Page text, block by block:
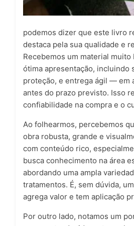
podemos dizer que este livro
destaca pela sua qualidade e
Recebemos um material muito
ótima apresentação, incluindo
proteção, e entrega ágil — em
antes do prazo previsto. Isso
confiabilidade na compra e o
Ao folhearmos, percebemos
obra robusta, grande e
com conteúdo rico,
busca conhecimento na área
abordando uma ampla
tratamentos. É, sem dúvida,
agrega valor e tem aplicação
Por outro lado, notamos um